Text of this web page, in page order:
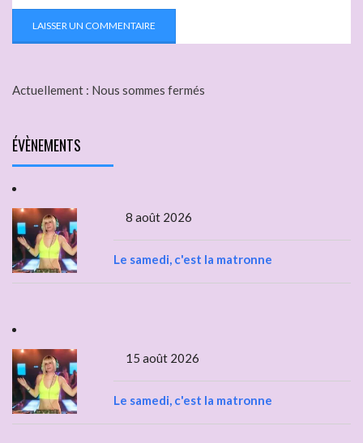
Actuellement : Nous sommes fermés
ÉVÈNEMENTS
8 août 2026
Le samedi, c'est la matronne
15 août 2026
Le samedi, c'est la matronne